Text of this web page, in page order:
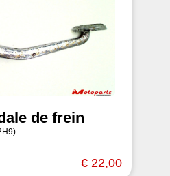
de frein
€ 22,00